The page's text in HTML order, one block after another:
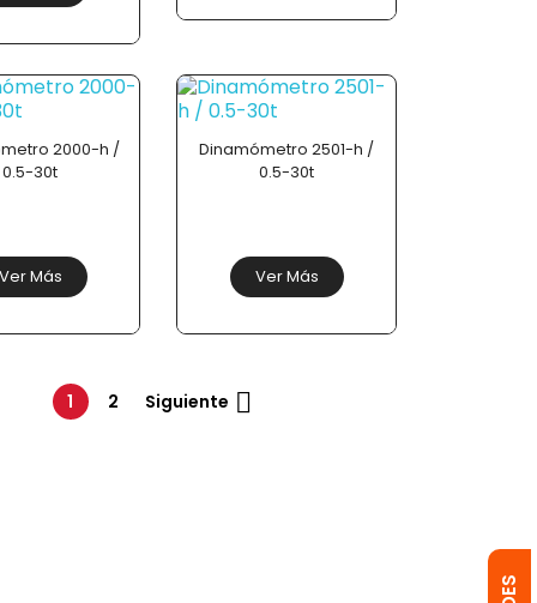
2000-h /
0.5-30t
Ver Más
Dinamómetro 2501-h /
0.5-30t
Ver Más
1 2 Siguiente 